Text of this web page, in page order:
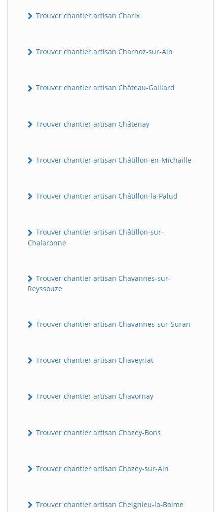
Trouver chantier artisan Charix
Trouver chantier artisan Charnoz-sur-Ain
Trouver chantier artisan Château-Gaillard
Trouver chantier artisan Châtenay
Trouver chantier artisan Châtillon-en-Michaille
Trouver chantier artisan Châtillon-la-Palud
Trouver chantier artisan Châtillon-sur-
Chalaronne
Trouver chantier artisan Chavannes-sur-
Reyssouze
Trouver chantier artisan Chavannes-sur-Suran
Trouver chantier artisan Chaveyriat
Trouver chantier artisan Chavornay
Trouver chantier artisan Chazey-Bons
Trouver chantier artisan Chazey-sur-Ain
Trouver chantier artisan Cheignieu-la-Balme